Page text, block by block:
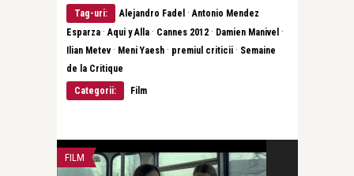
Tag-uri: Alejandro Fadel · Antonio Mendez
Esparza · Aqui y Alla · Cannes 2012 · Damien Manivel ·
Ilian Metev· Meni Yaesh · premiul criticii · Semaine
de la Critique
Categorii:
Film
FILM